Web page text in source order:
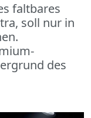
faltbares
soll nur in
des